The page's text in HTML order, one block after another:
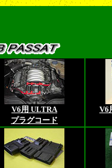
V6用 ULTRA
プラグコード
V6